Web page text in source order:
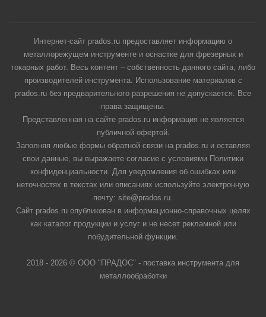
Интернет-сайт prados.ru предоставляет информацию о
металлорежущем инструменте и оснастке для фрезерных и
токарных работ. Весь контент – собственность данного сайта, либо
производителей инструмента. Использование материалов с
prados.ru без предварительного разрешения не допускается. Все
права защищены.
Представленная на сайте prados.ru информация не является
публичной офертой.
Заполняя любые формы обратной связи на prados.ru и оставляя
свои данные, вы выражаете согласие с условиями Политики
конфиденциальности. Для уведомления об ошибках или
неточностях в текстах или описаниях используйте электронную
почту: site@prados.ru.
Сайт prados.ru опубликован в информационно-справочных целях
как каталог продукции и услуг и не несет рекламной или
побудительной функции.
2018 - 2026 © ООО "ПРАДОС" - поставка инструмента для
металлообработки